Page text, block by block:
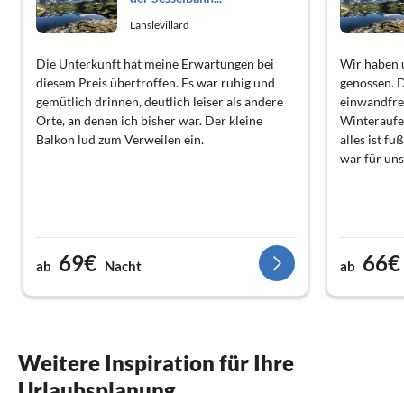
Lanslevillard
Die Unterkunft hat meine Erwartungen bei
diesem Preis übertroffen. Es war ruhig und
gemütlich drinnen, deutlich leiser als andere
Orte, an denen ich bisher war. Der kleine
Balkon lud zum Verweilen ein.
ab 69€ Nacht
Wir haben
genossen.
alles ist
war für
ab 66€
Weitere Inspiration für Ihre